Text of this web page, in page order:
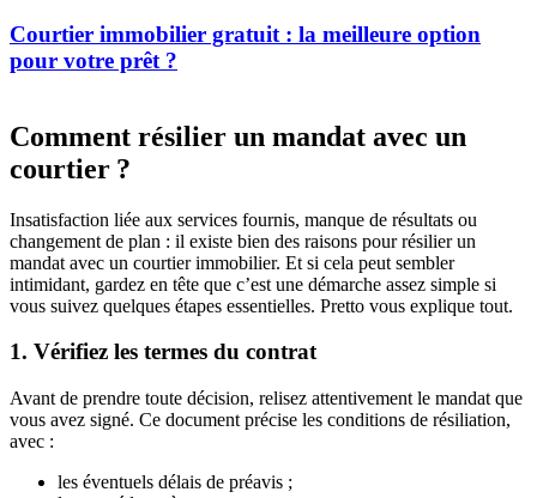
Courtier immobilier gratuit : la meilleure option
pour votre prêt ?
Comment résilier un mandat avec un
courtier ?
Insatisfaction liée aux services fournis, manque de résultats ou
changement de plan : il existe bien des raisons pour résilier un
mandat avec un courtier immobilier. Et si cela peut sembler
intimidant, gardez en tête que c’est une démarche assez simple si
vous suivez quelques étapes essentielles. Pretto vous explique tout.
1. Vérifiez les termes du contrat
Avant de prendre toute décision, relisez attentivement le mandat que
vous avez signé. Ce document précise les conditions de résiliation,
avec :
les éventuels délais de préavis ;